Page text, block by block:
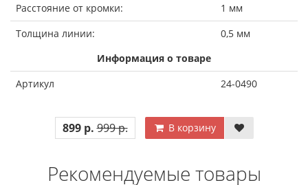
Расстояние от кромки:
1 мм
Толщина линии:
0,5 мм
Информация о товаре
Артикул
24-0490
899 р. 999 р. В корзину
Рекомендуемые товары